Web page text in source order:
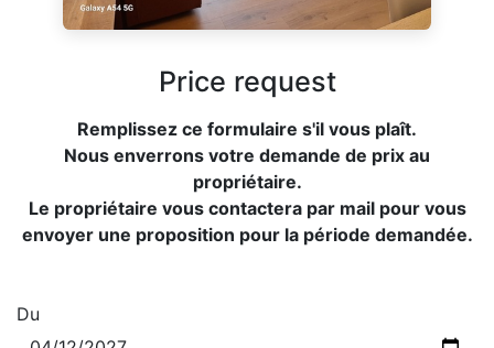
Price request
Remplissez ce formulaire s'il vous plaît.
Nous enverrons votre demande de prix au
propriétaire.
Le propriétaire vous contactera par mail pour vous
envoyer une proposition pour la période demandée.
Du